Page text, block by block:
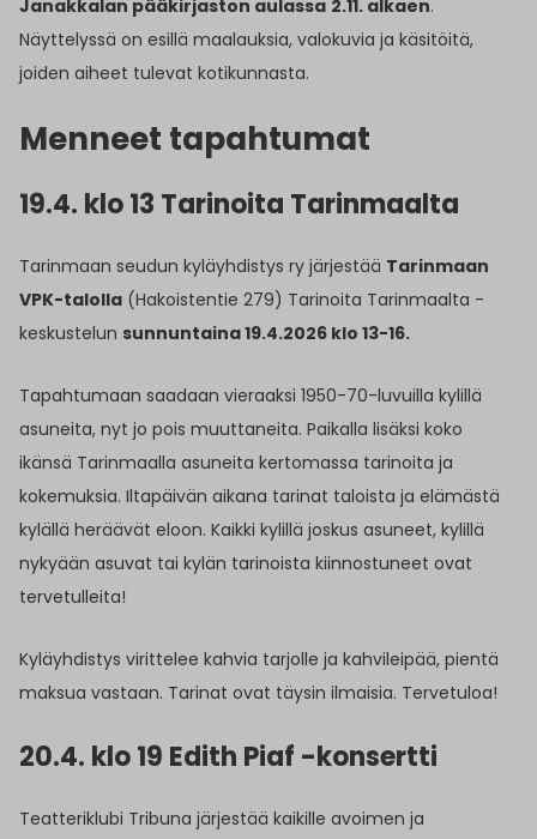
Janakkalan pääkirjaston aulassa 2.11. alkaen.
Näyttelyssä on esillä maalauksia, valokuvia ja käsitöitä,
joiden aiheet tulevat kotikunnasta.
Menneet tapahtumat
19.4. klo 13 Tarinoita Tarinmaalta
Tarinmaan seudun kyläyhdistys ry järjestää Tarinmaan
VPK-talolla (Hakoistentie 279) Tarinoita Tarinmaalta -
keskustelun sunnuntaina 19.4.2026 klo 13-16.
Tapahtumaan saadaan vieraaksi 1950-70-luvuilla kylillä
asuneita, nyt jo pois muuttaneita. Paikalla lisäksi koko
ikänsä Tarinmaalla asuneita kertomassa tarinoita ja
kokemuksia. Iltapäivän aikana tarinat taloista ja elämästä
kylällä heräävät eloon. Kaikki kylillä joskus asuneet, kylillä
nykyään asuvat tai kylän tarinoista kiinnostuneet ovat
tervetulleita!
Kyläyhdistys virittelee kahvia tarjolle ja kahvileipää, pientä
maksua vastaan. Tarinat ovat täysin ilmaisia. Tervetuloa!
20.4. klo 19 Edith Piaf -konsertti
Teatteriklubi Tribuna järjestää kaikille avoimen ja